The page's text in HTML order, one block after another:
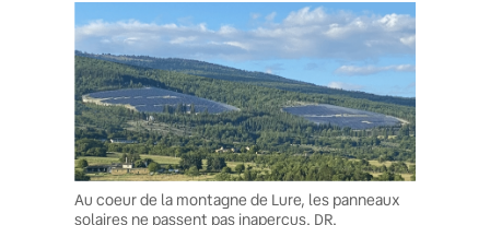
Au coeur de la montagne de Lure, les panneaux
solaires ne passent pas inaperçus. DR.